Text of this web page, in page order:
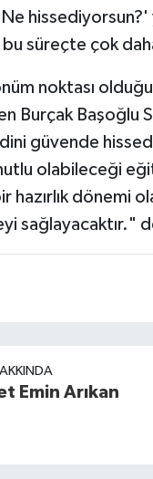
süreçte çok
noktası
Burçak Başoğlu
güvende
olabileceği
hazırlık dönemi
sağlayacaktır."
Emin Arıkan